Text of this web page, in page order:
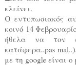
κλείνει.
Ο εντυπωσιακός
κοινό 14
ήθελα να τον
κατάφερα..pas
με τη google είναι